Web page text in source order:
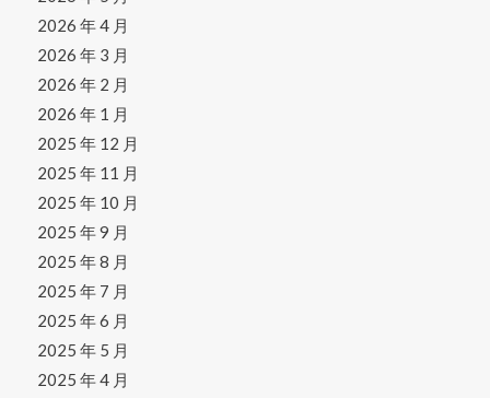
2026 年 4 月
2026 年 3 月
2026 年 2 月
2026 年 1 月
2025 年 12 月
2025 年 11 月
2025 年 10 月
2025 年 9 月
2025 年 8 月
2025 年 7 月
2025 年 6 月
2025 年 5 月
2025 年 4 月